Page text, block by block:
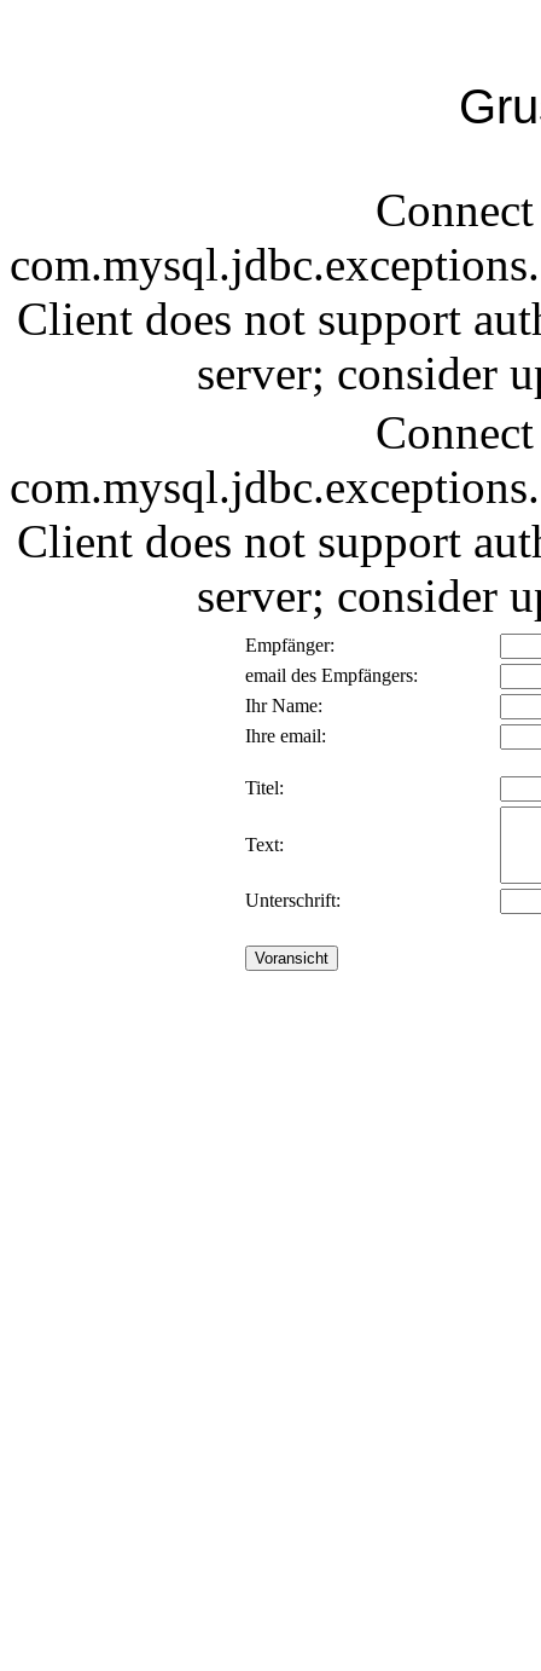
Client does not support
server; consider
Client does not support
server; consider
Empfänger:
email des Empfängers:
Ihr Name:
Ihre email:
Titel:
Text:
Unterschrift: